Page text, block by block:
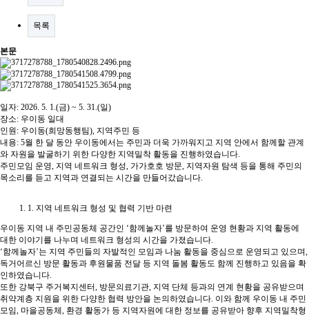
목록
본문
일자: 2026. 5. 1.(금) ~ 5. 31.(일)
장소: 우이동 일대
인원: 우이동(희망동행팀), 지역주민 등
내용: 5월 한 달 동안 우이동에서는 주민과 더욱 가까워지고 지역 안에서 함께할 관계
와 자원을 발굴하기 위한 다양한 지역밀착 활동을 진행하였습니다.
주민모임 운영, 지역 네트워크 형성, 가가호호 방문, 지역자원 탐색 등을 통해 주민의
목소리를 듣고 지역과 연결되는 시간을 만들어갔습니다.
1. 지역 네트워크 형성 및 협력 기반 마련
우이동 지역 내 주민공동체 공간인 ‘함께놀자’를 방문하여 운영 현황과 지역 활동에
대한 이야기를 나누며 네트워크 형성의 시간을 가졌습니다.
‘함께놀자’는 지역 주민들의 자발적인 모임과 나눔 활동을 중심으로 운영되고 있으며,
독거어르신 방문 활동과 후원물품 전달 등 지역 돌봄 활동도 함께 진행하고 있음을 확
인하였습니다.
또한 강북구 주거복지센터, 방문의료기관, 지역 단체 등과의 연계 현황을 공유받으며
취약계층 지원을 위한 다양한 협력 방안을 논의하였습니다. 이와 함께 우이동 내 주민
모임, 마을공동체, 환경 활동가 등 지역자원에 대한 정보를 공유받아 향후 지역밀착형